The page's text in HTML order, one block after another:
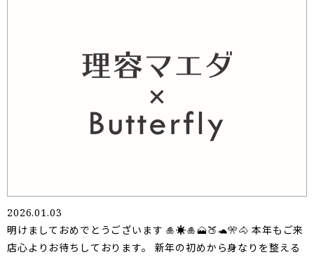
2026.01.03
明けましておめでとうございます 🎍☀️🎍🗻🍑🐢🎌🐴 本年もご来
店心よりお待ちしております。 新年の初めから身なりを整える